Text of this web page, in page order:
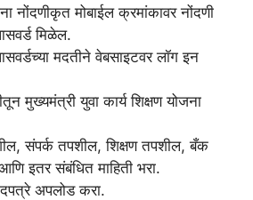
नोंदणीकृत मोबाईल क्रमांकावर नोंदणी
मिळेल.
मदतीने वेबसाइटवर लॉग इन
मुख्यमंत्री युवा कार्य शिक्षण योजना
संपर्क तपशील, शिक्षण तपशील, बँक
इतर संबंधित माहिती भरा.
अपलोड करा.